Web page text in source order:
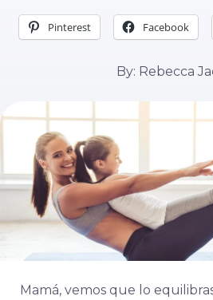
Pinterest Facebook
By: Rebecca
Mamá, vemos que lo